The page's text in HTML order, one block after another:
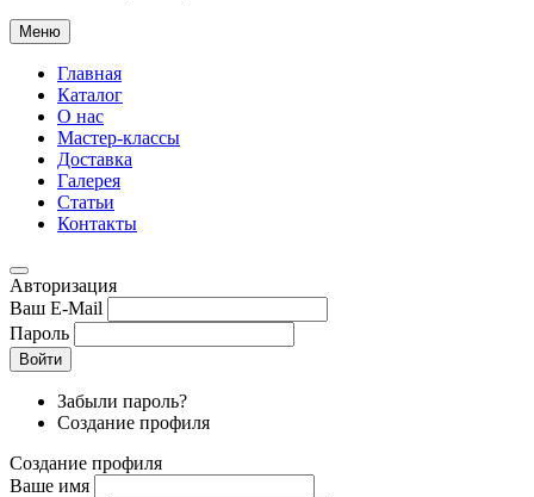
Меню
Главная
Каталог
О нас
Мастер-классы
Доставка
Галерея
Статьи
Контакты
Авторизация
Ваш E-Mail
Пароль
Войти
Забыли пароль?
Создание профиля
Создание профиля
Ваше имя